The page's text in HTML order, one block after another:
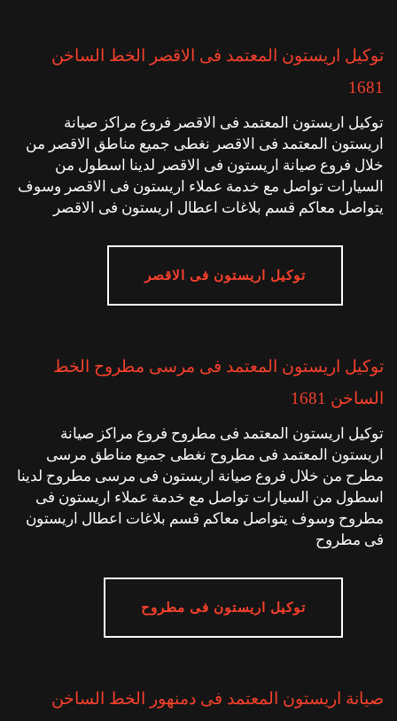
توكيل اريستون المعتمد فى الاقصر الخط الساخن
1681
توكيل اريستون المعتمد فى الاقصر فروع مراكز صيانة
اريستون المعتمد فى الاقصر نغطى جميع مناطق الاقصر من
خلال فروع صيانة اريستون فى الاقصر لدينا اسطول من
السيارات تواصل مع خدمة عملاء اريستون فى الاقصر وسوف
يتواصل معاكم قسم بلاغات اعطال اريستون فى الاقصر
توكيل اريستون فى الاقصر
توكيل اريستون المعتمد فى مرسى مطروح الخط
الساخن 1681
توكيل اريستون المعتمد فى مطروح فروع مراكز صيانة
اريستون المعتمد فى مطروح نغطى جميع مناطق مرسى
مطرح من خلال فروع صيانة اريستون فى مرسى مطروح لدينا
اسطول من السيارات تواصل مع خدمة عملاء اريستون فى
مطروح وسوف يتواصل معاكم قسم بلاغات اعطال اريستون
فى مطروح
توكيل اريستون فى مطروح
صيانة اريستون المعتمد فى دمنهور الخط الساخن